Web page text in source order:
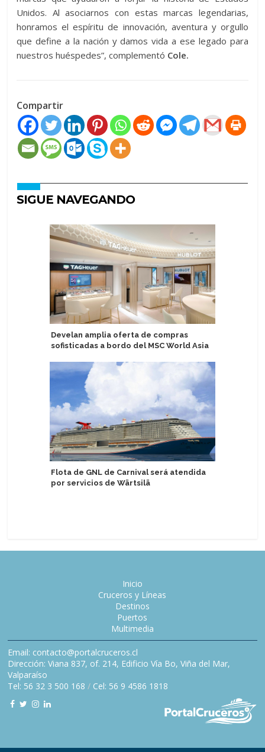
Unidos. Al asociarnos con estas marcas legendarias,
honramos el espíritu de innovación, aventura y orgullo
que define a la nación y damos vida a ese legado para
nuestros huéspedes”, complementó Cole.
Compartir
SIGUE NAVEGANDO
Develan amplia oferta de compras
sofisticadas a bordo del MSC World Asia
Flota de GNL de Carnival será atendida
por servicios de Wärtsilä
Inicio
Cruceros y Líneas
Destinos
Puertos
Multimedia
Email: contacto@portalcruceros.cl
Dirección: Viana 837, of. 214, Edificio Vía Bo, Viña del Mar,
Valparaíso
Tel: 56 32 3 500 168 / Cel: 56 9 4586 1818